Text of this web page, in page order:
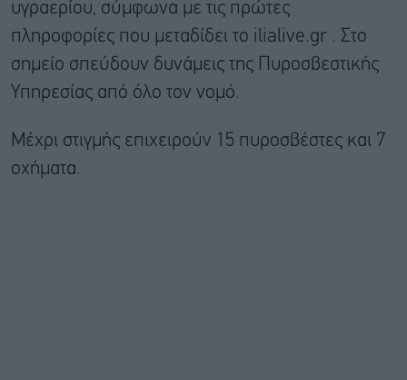
υγραερίου, σύμφωνα με τις πρώτες
πληροφορίες που μεταδίδει το ilialive.gr . Στο
σημείο σπεύδουν δυνάμεις της Πυροσβεστικής
Υπηρεσίας από όλο τον νομό.
Μέχρι στιγμής επιχειρούν 15 πυροσβέστες και 7
οχήματα.